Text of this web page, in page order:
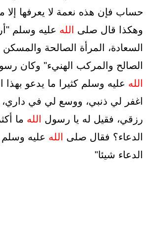
حساب فإن هذه نعمة لا يعرفها إلا
وهكذا قال صلى الله عليه وسلم
السعادة، المرأة الصالحة والمسكن
الصالح والمركب الهنيء" وكان
الله عليه وسلم كثيرا ما يدعو بهذا
اغفر لي ذنبي، ووسع لي في
رزقي، فقيل له يا رسول الله ما
الدعاء؟ فقال صلى الله عليه
الدعاء شيئا"